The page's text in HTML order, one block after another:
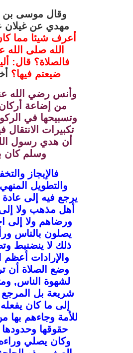
وقال موسى بن
مهدي عن
أعرف شيئا مما
الله صلى
فالصلاة؟ قال:
ضيعتم فيها؟
وأنس رضي الله
من إضاعة أركان
وتسبيحها في
تكبيرات الانتقال
أن هدي رسول
وسلم كان
فالإيجاز
والتطويل
يرجع فيه إلى
أهل مذهب ولا
ورضاهم ولا إلى
يصلون بالناس
ذلك لا ينضنبط
والإرادات
وضع الصلاة أن
لشهوة الناس,
شريعة بل
إلى ما كان
للأمة وجاءهم بها
حقوقها وحدودها
وكان يصلي